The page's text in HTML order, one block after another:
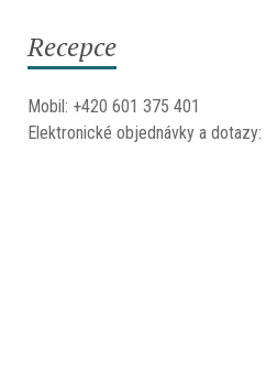
Recepce
Mobil: +420 601 375 401
Elektronické objednávky a dotazy: